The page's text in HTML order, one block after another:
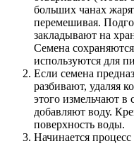
больших чанах
перемешивая.
закладывают на
Семена
используются для
Если семена
разбивают, удаляя
этого измельчают
добавляют воду.
поверхность воды.
Начинается